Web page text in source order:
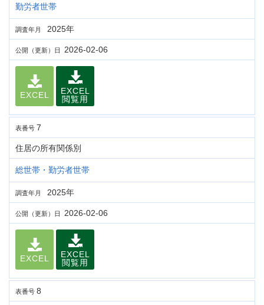
勤労者世帯
調査年月 2025年
公開（更新）日 2026-02-06
EXCEL
EXCEL
閲覧用
表番号 7
住居の所有関係別
総世帯・勤労者世帯
調査年月 2025年
公開（更新）日 2026-02-06
EXCEL
EXCEL
閲覧用
表番号 8